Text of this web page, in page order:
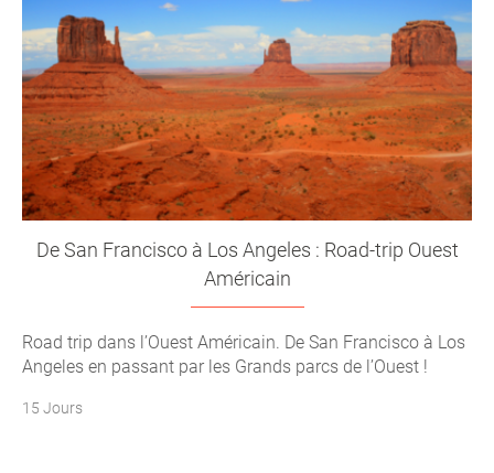
De San Francisco à Los Angeles : Road-trip Ouest
Américain
Road trip dans l’Ouest Américain. De San Francisco à Los
Angeles en passant par les Grands parcs de l’Ouest !
15 Jours